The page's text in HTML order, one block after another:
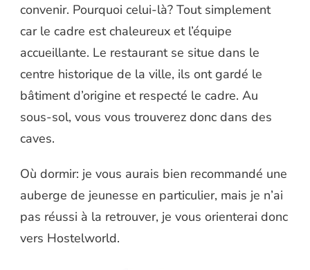
convenir. Pourquoi celui-là? Tout simplement
car le cadre est chaleureux et l’équipe
accueillante. Le restaurant se situe dans le
centre historique de la ville, ils ont gardé le
bâtiment d’origine et respecté le cadre. Au
sous-sol, vous vous trouverez donc dans des
caves.
Où dormir: je vous aurais bien recommandé une
auberge de jeunesse en particulier, mais je n’ai
pas réussi à la retrouver, je vous orienterai donc
vers Hostelworld.